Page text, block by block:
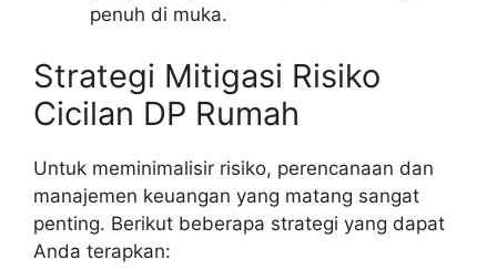
penuh di muka.
Strategi Mitigasi Risiko
Cicilan DP Rumah
Untuk meminimalisir risiko, perencanaan dan
manajemen keuangan yang matang sangat
penting. Berikut beberapa strategi yang dapat
Anda terapkan: